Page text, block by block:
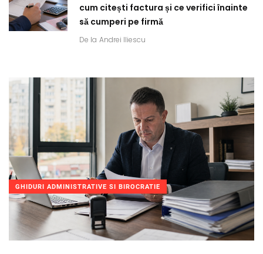
cum citești factura și ce verifici înainte
să cumperi pe firmă
De la Andrei Iliescu
GHIDURI ADMINISTRATIVE SI BIROCRATIE